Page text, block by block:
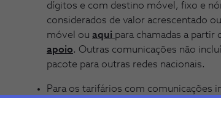
dígitos e com destino móvel, fixo e
considerados de valor acrescentado
móvel ou aqui para chamadas a
apoio. Outras comunicações não
pacote para outras redes nacionais.
Para os tarifários com comunicações